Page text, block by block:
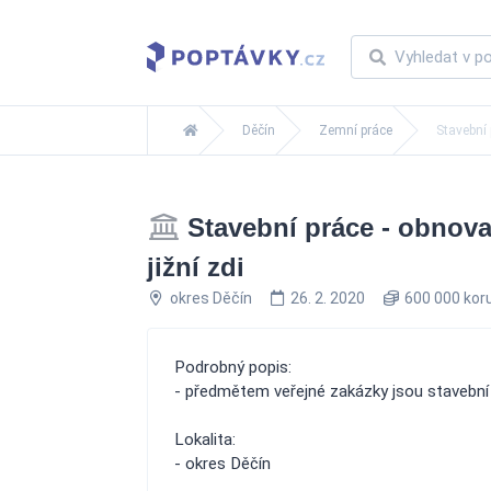
Děčín Zemní práce
Stavební práce -
jižní zdi
okres Děčín 26. 2. 2020 600 000
Podrobný popis:
- předmětem veřejné zakázky jsou
Lokalita:
- okres Děčín